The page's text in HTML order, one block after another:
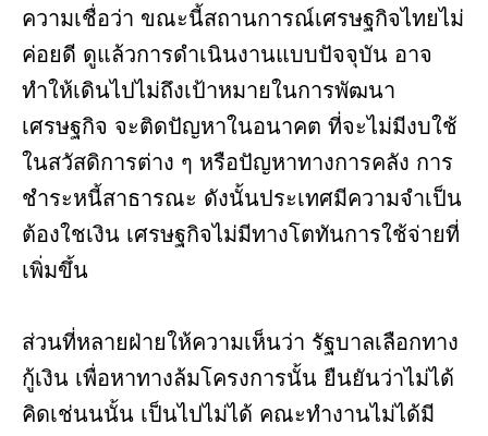
ความเชื่อว่า ขณะนี้สถานการณ์เศรษฐกิจไทยไม่
ค่อยดี ดูแล้วการดำเนินงานแบบปัจจุบัน อาจ
ทำให้เดินไปไม่ถึงเป้าหมายในการพัฒนา
เศรษฐกิจ จะติดปัญหาในอนาคต ที่จะไม่มีงบใช้
ในสวัสดิการต่าง ๆ หรือปัญหาทางการคลัง การ
ชำระหนี้สาธารณะ ดังนั้นประเทศมีความจำเป็น
ต้องใชเงิน เศรษฐกิจไม่มีทางโตทันการใช้จ่ายที่
เพิ่มขึ้น
ส่วนที่หลายฝ่ายให้ความเห็นว่า รัฐบาลเลือกทาง
กู้เงิน เพื่อหาทางล้มโครงการนั้น ยืนยันว่าไม่ได้
คิดเช่นนนั้น เป็นไปไม่ได้ คณะทำงานไม่ได้มี